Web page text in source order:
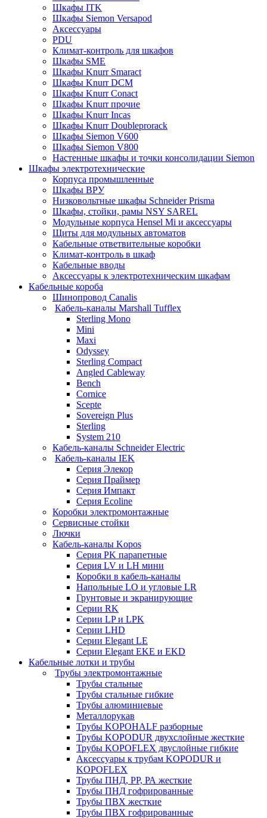
Шкафы ITK
Шкафы Siemon Versapod
Аксессуары
PDU
Климат-контроль для шкафов
Шкафы SME
Шкафы Knurr Smaract
Шкафы Knurr DCM
Шкафы Knurr Conact
Шкафы Knurr прочие
Шкафы Knurr Incas
Шкафы Knurr Doubleprorack
Шкафы Siemon V600
Шкафы Siemon V800
Настенные шкафы и точки консолидации Siemon
Шкафы электротехнические
Корпуса промышленные
Шкафы ВРУ
Низковольтные шкафы Schneider Prisma
Шкафы, стойки, рамы NSY SAREL
Модульные корпуса Hensel Mi и аксессуары
Щиты для модульных автоматов
Кабельные ответвительные коробки
Климат-контроль в шкаф
Кабельные вводы
Аксессуары к электротехническим шкафам
Кабельные короба
Шинопровод Canalis
Кабель-каналы Marshall Tufflex
Sterling Mono
Mini
Maxi
Odyssey
Sterling Compact
Angled Cableway
Bench
Cornice
Scepte
Sovereign Plus
Sterling
System 210
Кабель-каналы Schneider Electric
Кабель-каналы IEK
Серия Элекор
Серия Праймер
Серия Импакт
Серия Ecoline
Коробки электромонтажные
Сервисные стойки
Лючки
Кабель-каналы Kopos
Серия PK парапетные
Серия LV и LH мини
Коробки в кабель-каналы
Напольные LO и угловые LR
Грунтовые и экранирующие
Серии RK
Серии LP и LPK
Серии LHD
Серии Elegant LE
Серии Elegant EKE и EKD
Кабельные лотки и трубы
Трубы электромонтажные
Трубы стальные
Трубы стальные гибкие
Трубы алюминиевые
Металлорукав
Трубы KOPOHALF разборные
Трубы KOPODUR двухслойные жесткие
Трубы KOPOFLEX двуслойные гибкие
Аксессуары к трубам KOPODUR и
KOPOFLEX
Трубы ПНД, РР, РА жесткие
Трубы ПНД гофрированные
Трубы ПВХ жесткие
Трубы ПВХ гофрированные